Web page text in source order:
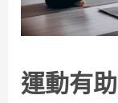
運動有